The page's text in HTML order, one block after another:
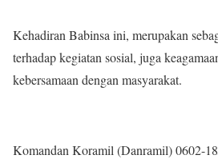
Kehadiran Babinsa ini, merupakan
terhadap kegiatan sosial, juga
kebersamaan dengan masyarakat.
Komandan Koramil (Danramil) 0602-